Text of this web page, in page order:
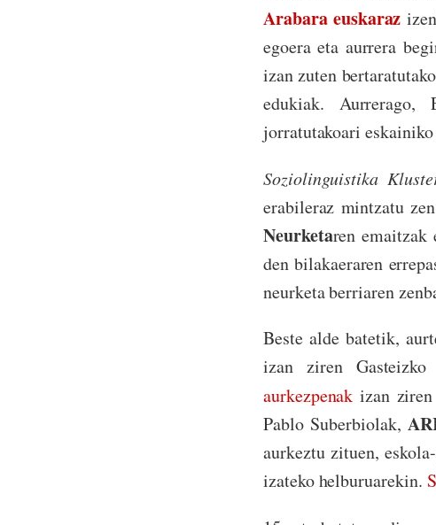
Arabara euskaraz
egoera eta aurrera
izan zuten
edukiak. Aurrerago,
jorratutakoari
Soziolinguistika
erabileraz mintzatu
Neurketaren emaitzak
den bilakaeraren
neurketa berriaren
Beste alde batetik,
izan ziren Gasteizko
aurkezpenak izan
Pablo Suberbiolak,
aurkeztu zituen,
izateko helburuarekin.